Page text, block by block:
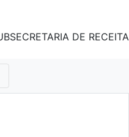
DE RECEITA